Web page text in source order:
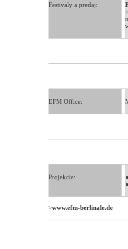
Festivaly a predaj:
EFM Office:
Projekcie:
>www.efm-berlinale.de